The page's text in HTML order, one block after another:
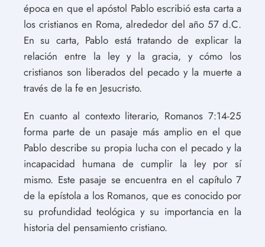
época en que el apóstol Pablo escribió esta carta a
los cristianos en Roma, alrededor del año 57 d.C.
En su carta, Pablo está tratando de explicar la
relación entre la ley y la gracia, y cómo los
cristianos son liberados del pecado y la muerte a
través de la fe en Jesucristo.
En cuanto al contexto literario, Romanos 7:14-25
forma parte de un pasaje más amplio en el que
Pablo describe su propia lucha con el pecado y la
incapacidad humana de cumplir la ley por sí
mismo. Este pasaje se encuentra en el capítulo 7
de la epístola a los Romanos, que es conocido por
su profundidad teológica y su importancia en la
historia del pensamiento cristiano.